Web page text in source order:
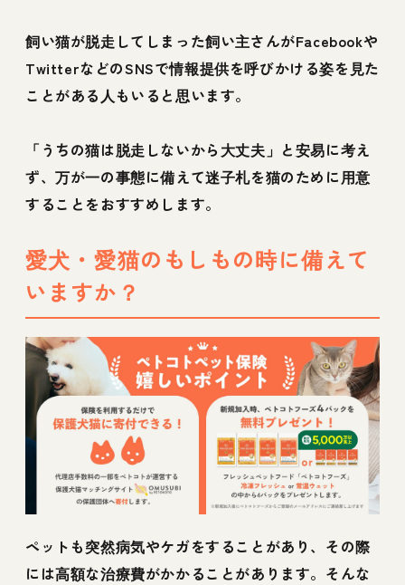
飼い猫が脱走してしまった飼い主さんがFacebookや
TwitterなどのSNSで情報提供を呼びかける姿を見た
ことがある人もいると思います。
「うちの猫は脱走しないから大丈夫」と安易に考え
ず、万が一の事態に備えて迷子札を猫のために用意
することをおすすめします。
愛犬・愛猫のもしもの時に備えて
いますか？
ペットも突然病気やケガをすることがあり、その際
には高額な治療費がかかることがあります。そんな